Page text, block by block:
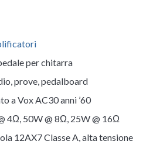
per chitarra
prove, pedalboard
a Vox AC30 anni ’60
4Ω, 50W @ 8Ω, 25W @ 16Ω
12AX7 Classe A, alta tensione